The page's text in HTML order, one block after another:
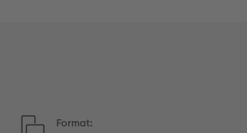
Format: